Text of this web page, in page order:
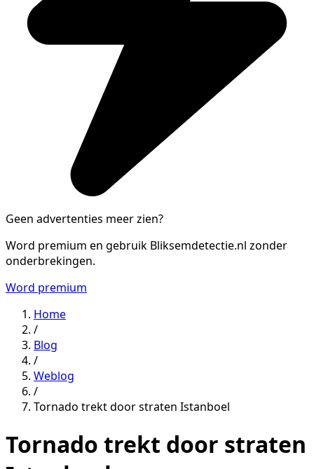
Geen advertenties meer zien?
Word premium en gebruik Bliksemdetectie.nl zonder
onderbrekingen.
Word premium
Home
/
Blog
/
Weblog
/
Tornado trekt door straten Istanboel
Tornado trekt door straten